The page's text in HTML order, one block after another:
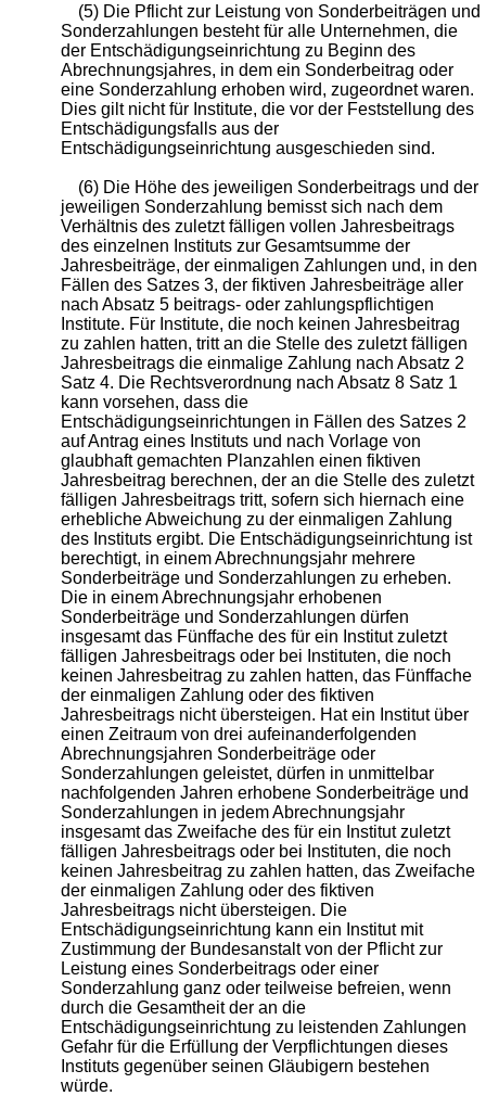
(5) Die Pflicht zur Leistung von Sonderbeiträgen und
Sonderzahlungen besteht für alle Unternehmen, die
der Entschädigungseinrichtung zu Beginn des
Abrechnungsjahres, in dem ein Sonderbeitrag oder
eine Sonderzahlung erhoben wird, zugeordnet waren.
Dies gilt nicht für Institute, die vor der Feststellung des
Entschädigungsfalls aus der
Entschädigungseinrichtung ausgeschieden sind.
(6) Die Höhe des jeweiligen Sonderbeitrags und der
jeweiligen Sonderzahlung bemisst sich nach dem
Verhältnis des zuletzt fälligen vollen Jahresbeitrags
des einzelnen Instituts zur Gesamtsumme der
Jahresbeiträge, der einmaligen Zahlungen und, in den
Fällen des Satzes 3, der fiktiven Jahresbeiträge aller
nach Absatz 5 beitrags- oder zahlungspflichtigen
Institute. Für Institute, die noch keinen Jahresbeitrag
zu zahlen hatten, tritt an die Stelle des zuletzt fälligen
Jahresbeitrags die einmalige Zahlung nach Absatz 2
Satz 4. Die Rechtsverordnung nach Absatz 8 Satz 1
kann vorsehen, dass die
Entschädigungseinrichtungen in Fällen des Satzes 2
auf Antrag eines Instituts und nach Vorlage von
glaubhaft gemachten Planzahlen einen fiktiven
Jahresbeitrag berechnen, der an die Stelle des zuletzt
fälligen Jahresbeitrags tritt, sofern sich hiernach eine
erhebliche Abweichung zu der einmaligen Zahlung
des Instituts ergibt. Die Entschädigungseinrichtung ist
berechtigt, in einem Abrechnungsjahr mehrere
Sonderbeiträge und Sonderzahlungen zu erheben.
Die in einem Abrechnungsjahr erhobenen
Sonderbeiträge und Sonderzahlungen dürfen
insgesamt das Fünffache des für ein Institut zuletzt
fälligen Jahresbeitrags oder bei Instituten, die noch
keinen Jahresbeitrag zu zahlen hatten, das Fünffache
der einmaligen Zahlung oder des fiktiven
Jahresbeitrags nicht übersteigen. Hat ein Institut über
einen Zeitraum von drei aufeinanderfolgenden
Abrechnungsjahren Sonderbeiträge oder
Sonderzahlungen geleistet, dürfen in unmittelbar
nachfolgenden Jahren erhobene Sonderbeiträge und
Sonderzahlungen in jedem Abrechnungsjahr
insgesamt das Zweifache des für ein Institut zuletzt
fälligen Jahresbeitrags oder bei Instituten, die noch
keinen Jahresbeitrag zu zahlen hatten, das Zweifache
der einmaligen Zahlung oder des fiktiven
Jahresbeitrags nicht übersteigen. Die
Entschädigungseinrichtung kann ein Institut mit
Zustimmung der Bundesanstalt von der Pflicht zur
Leistung eines Sonderbeitrags oder einer
Sonderzahlung ganz oder teilweise befreien, wenn
durch die Gesamtheit der an die
Entschädigungseinrichtung zu leistenden Zahlungen
Gefahr für die Erfüllung der Verpflichtungen dieses
Instituts gegenüber seinen Gläubigern bestehen
würde.